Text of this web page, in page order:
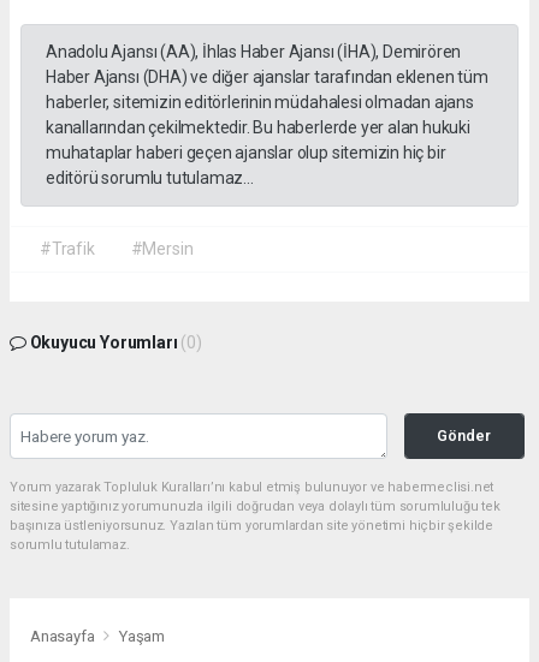
Anadolu Ajansı (AA), İhlas Haber Ajansı (İHA), Demirören
Haber Ajansı (DHA) ve diğer ajanslar tarafından eklenen tüm
haberler, sitemizin editörlerinin müdahalesi olmadan ajans
kanallarından çekilmektedir. Bu haberlerde yer alan hukuki
muhataplar haberi geçen ajanslar olup sitemizin hiç bir
editörü sorumlu tutulamaz...
#Trafik #Mersin
Okuyucu Yorumları (0)
Gönder
Yorum yazarak Topluluk Kuralları’nı kabul etmiş bulunuyor ve habermeclisi.net
sitesine yaptığınız yorumunuzla ilgili doğrudan veya dolaylı tüm sorumluluğu tek
başınıza üstleniyorsunuz. Yazılan tüm yorumlardan site yönetimi hiçbir şekilde
sorumlu tutulamaz.
Anasayfa Yaşam